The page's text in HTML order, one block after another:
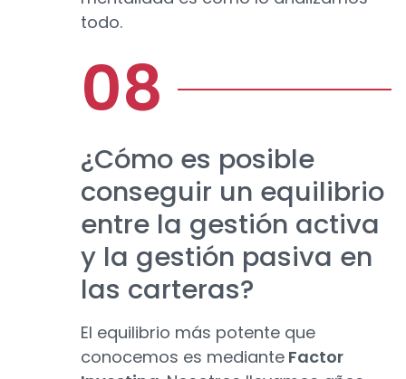
todo.
¿Cómo es posible
conseguir un equilibrio
entre la gestión activa
y la gestión pasiva en
las carteras?
El equilibrio más potente que
conocemos es mediante Factor